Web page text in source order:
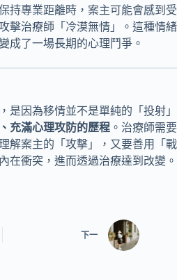
持專業距離時，案主可能會感到受
擊治療師「冷漠無情」。這種情緒
成了一場長期的心理鬥爭。
是因為移情並不是單純的「投射」
充滿心理攻防的歷程 。治療師需要
解案主的「攻擊」，又要善用「戰
在衝突，進而透過治療達到改變。
下一